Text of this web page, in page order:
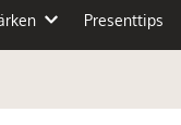
Presenttips